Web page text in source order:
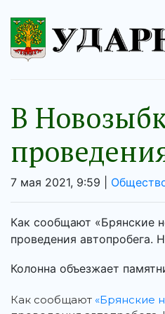
В
7 мая 2021, 9:59 |
Как сообщают «Брянские
проведения
Колонна объезжает
Как сообщают «Брянские